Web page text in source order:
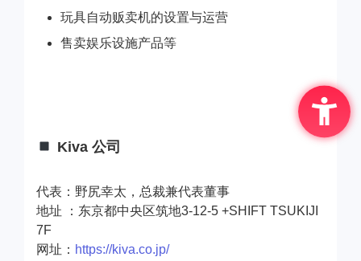
玩具自动贩卖机的设置与运营
售卖娱乐设施产品等
Kiva 公司
代表：野尻幸太，总裁兼代表董事
地址 ：东京都中央区筑地3-12-5 +SHIFT TSUKIJI
7F
网址： https://kiva.co.jp/